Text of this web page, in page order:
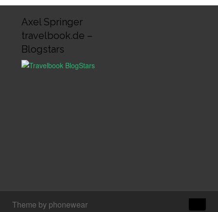
Axel Springer
travelbook.de –
Blogstars
Theme by phonewear
↑